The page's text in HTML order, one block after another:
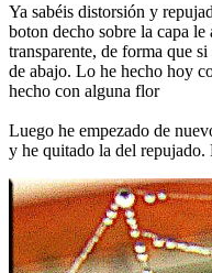
Ya sabéis distorsión y
boton decho sobre la capa
transparente, de forma que
de abajo. Lo he hecho hoy
hecho con alguna flor
Luego he empezado de
y he quitado la del repujado.